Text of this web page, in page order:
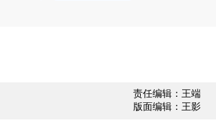
责任编辑：王端
版面编辑：王影